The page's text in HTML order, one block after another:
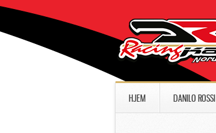
HJEM DANILO ROSSI